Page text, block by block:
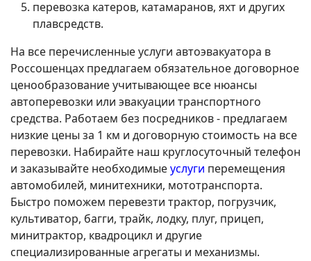
перевозка катеров, катамаранов, яхт и других
плавсредств.
На все перечисленные услуги автоэвакуатора в
Россошенцах предлагаем обязательное договорное
ценообразование учитывающее все нюансы
автоперевозки или эвакуации транспортного
средства. Работаем без посредников - предлагаем
низкие цены за 1 км и договорную стоимость на все
перевозки. Набирайте наш круглосуточный телефон
и заказывайте необходимыеуслуги перемещения
автомобилей, минитехники, мототранспорта.
Быстро поможем перевезти трактор, погрузчик,
культиватор, багги, трайк, лодку, плуг, прицеп,
минитрактор, квадроцикл и другие
специализированные агрегаты и механизмы.